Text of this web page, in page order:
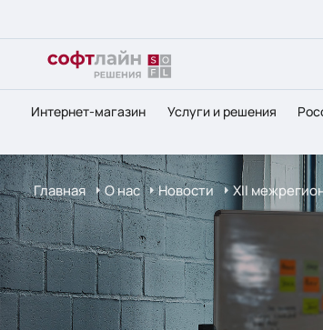
Интернет-магазин Услуги и решения
Главная О нас Новости XII